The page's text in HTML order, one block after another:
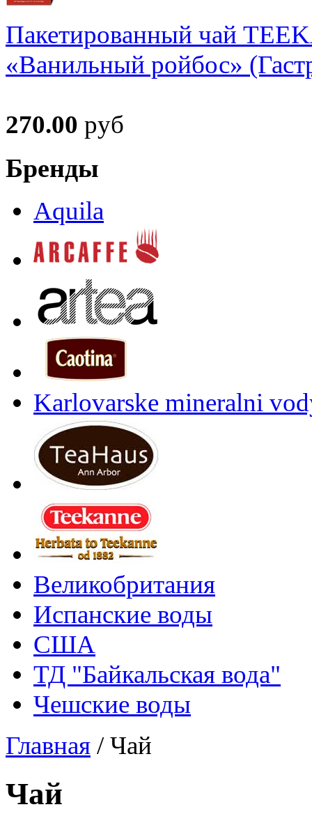
Пакетированный чай
«Ванильный ройбос»
270.00 руб
Бренды
Aquila
Karlovarske mineralni
Великобритания
Испанские воды
США
ТД "Байкальская вода"
Чешские воды
Главная /Чай
Чай